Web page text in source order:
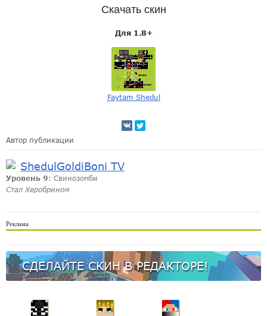
Скачать скин
Для 1.8+
Faytam Shedul
Автор публикации
ShеdulGoldiBoni TV
Уровень 9 : Свинозомби
Стал Херобрином
Реклама
СДЕЛАЙТЕ СКИН В РЕДАКТОРЕ!